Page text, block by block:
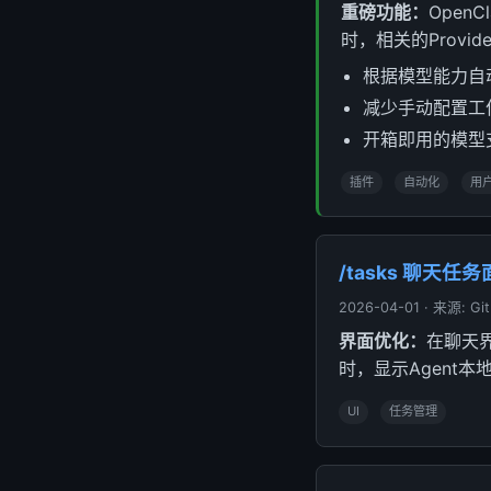
重磅功能：
时，相关的
根据模型能力
减少手动配置工
开箱即用的模型
插件 自动化 用
/tasks 聊天任务
2026-04-01 · 来源:
界面优化： 在聊天
时，显示Agent本
UI 任务管理